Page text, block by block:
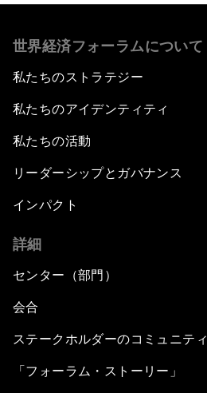
世界経済フォーラムについて
私たちのストラテジー
私たちのアイデンティティ
私たちの活動
リーダーシップとガバナンス
インパクト
詳細
センター（部門）
会合
ステークホルダーのコミュニティ
「フォーラム・ストーリー」